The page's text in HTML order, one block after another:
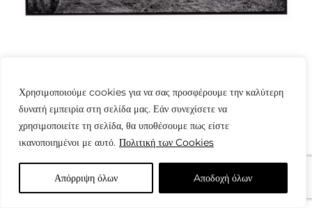
Χρησιμοποιούμε cookies για να σας προσφέρουμε την καλύτερη
δυνατή εμπειρία στη σελίδα μας. Εάν συνεχίσετε να
χρησιμοποιείτε τη σελίδα, θα υποθέσουμε πως είστε
ικανοποιημένοι με αυτό. Πολιτική των Cookies
Απόρριψη όλων Aποδοχή όλων
© Copyright: www.fotografes.gr - Δαμιανός Μωραΐτης